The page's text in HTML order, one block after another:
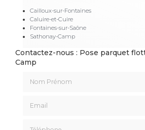
Cailloux-sur-Fontaines
Caluire-et-Cuire
Fontaines-sur-Saône
Sathonay-Camp
Contactez-nous : Pose parquet
Camp